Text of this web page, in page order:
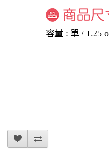
容量 : 單 / 1.25